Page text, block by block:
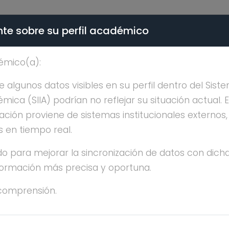
- PÚBLICO
GARCIA Y
GARCIA Y MOISES
sobre su perfil académico
algunos datos visibles en su perfil dentro del
(SIIA) podrían no reflejar su situación actual.
proviene de sistemas institucionales
en tiempo real.
para mejorar la sincronización de datos con
más precisa y oportuna.